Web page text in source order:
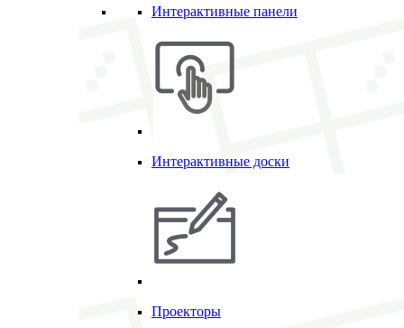
Интерактивные панели
Интерактивные доски
Проекторы